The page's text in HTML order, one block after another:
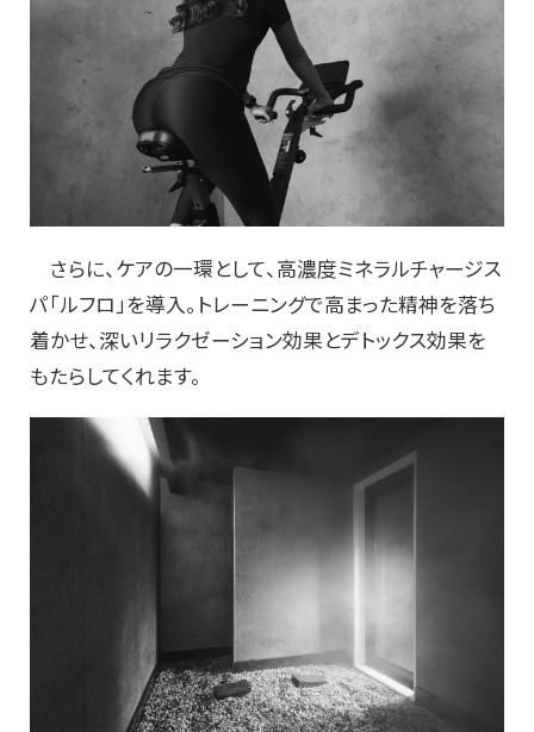
さらに、ケアの一環として、高濃度ミネラルチャージス
パ「ルフロ」を導入。トレーニングで高まった精神を落ち
着かせ、深いリラクゼーション効果とデトックス効果を
もたらしてくれます。